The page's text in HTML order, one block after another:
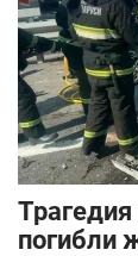
погибли